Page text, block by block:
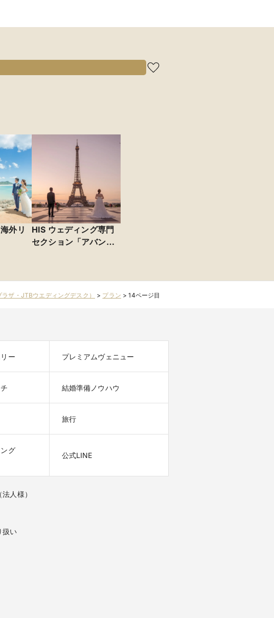
外リ
HIS ウェディング専門
セクション「アバン
ザ・JTBウエディングデスク） > プラン >14ページ目
ー プレミアムヴェニュー
結婚準備ノウハウ
旅行
グ
公式LINE
人様）
扱い